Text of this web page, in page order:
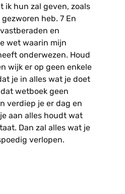
ik hun zal geven, zoals
heb. 7 En
en
wet waarin mijn
onderwezen. Houd
wijk er op geen enkele
je in alles wat je doet
wetboek geen
verdiep je er dag en
aan alles houdt wat
Dan zal alles wat je
verlopen.